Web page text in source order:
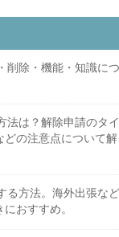
削除・機能・知識につ
法は？解除申請のタイ
どの注意点について解
る方法。海外出張など
おすすめ。